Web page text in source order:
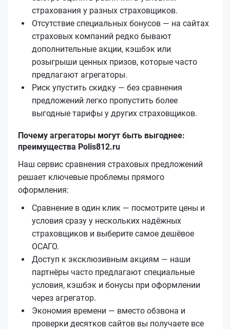
страхования у разных страховщиков.
Отсутствие специальных бонусов — на сайтах
страховых компаний редко бывают
дополнительные акции, кэшбэк или
розыгрыши ценных призов, которые часто
предлагают агрегаторы.
Риск упустить скидку — без сравнения
предложений легко пропустить более
выгодные тарифы у других страховщиков.
Почему агрегаторы могут быть выгоднее:
преимущества Polis812.ru
Наш сервис сравнения страховых предложений
решает ключевые проблемы прямого
оформления:
Сравнение в один клик — посмотрите цены и
условия сразу у нескольких надёжных
страховщиков и выберите самое дешёвое
ОСАГО.
Доступ к эксклюзивным акциям — наши
партнёры часто предлагают специальные
условия, кэшбэк и бонусы при оформлении
через агрегатор.
Экономия времени — вместо обзвона и
проверки десятков сайтов вы получаете все